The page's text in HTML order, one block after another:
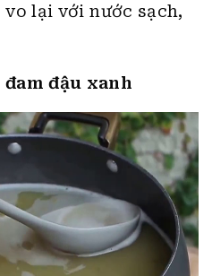
vo lại với nước sạch,
đam đậu xanh